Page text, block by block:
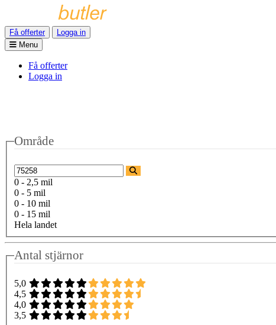
Få offerter
Logga in
Menu
Få offerter
Logga in
Område
0 - 2,5 mil
0 - 5 mil
0 - 10 mil
0 - 15 mil
Hela landet
Antal stjärnor
5,0
4,5
4,0
3,5